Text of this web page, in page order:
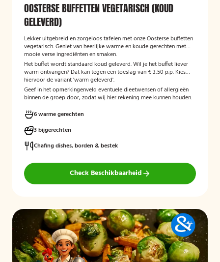
OOSTERSE BUFFETTEN VEGETARISCH (KOUD
GELEVERD)
Lekker uitgebreid en zorgeloos tafelen met onze Oosterse buffetten
vegetarisch. Geniet van heerlijke warme en koude gerechten met
mooie verse ingrediënten en smaken.
Het buffet wordt standaard koud geleverd. Wil je het buffet liever
warm ontvangen? Dat kan tegen een toeslag van € 3,50 p.p. Kies
hiervoor de variant 'warm geleverd'.
Geef in het opmerkingenveld eventuele dieetwensen of allergieën
binnen de groep door, zodat wij hier rekening mee kunnen houden.
6 warme gerechten
3 bijgerechten
Chafing dishes, borden & bestek
Check Beschikbaarheid